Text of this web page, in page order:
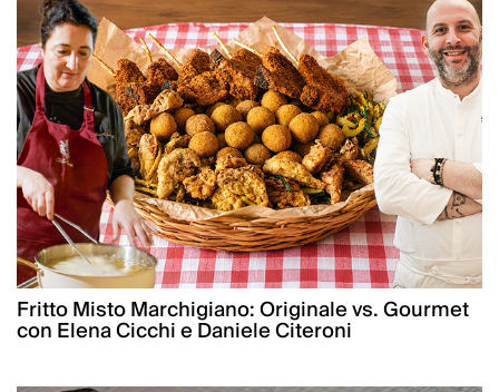
Fritto Misto Marchigiano: Originale vs. Gourmet
con Elena Cicchi e Daniele Citeroni